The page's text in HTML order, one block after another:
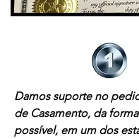
Damos suporte no
de Casamento, da
possível, em um dos